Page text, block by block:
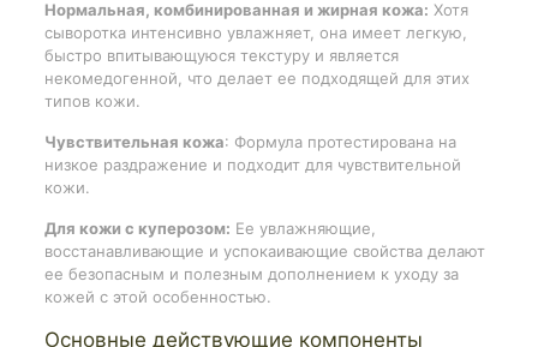
Нормальная, комбинированная и жирная кожа: Хотя
сыворотка интенсивно увлажняет, она имеет легкую,
быстро впитывающуюся текстуру и является
некомедогенной, что делает ее подходящей для этих
типов кожи.
Чувствительная кожа: Формула протестирована на
низкое раздражение и подходит для чувствительной
кожи.
Для кожи с куперозом: Ее увлажняющие,
восстанавливающие и успокаивающие свойства делают
ее безопасным и полезным дополнением к уходу за
кожей с этой особенностью.
Основные действующие компоненты